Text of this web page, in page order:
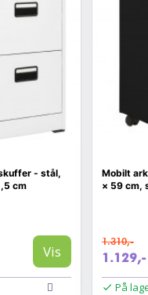
- stål,
cm
Vis
Mobilt
× 59 cm,
1.310,-
1.129,-
På